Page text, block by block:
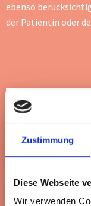
Zustimmung
Diese Webseite
Wir verwenden
ebenso
der Patientin oder
Reha bei